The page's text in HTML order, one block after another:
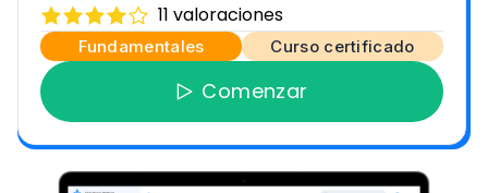
11 valoraciones
Fundamentales Curso certificado
Comenzar